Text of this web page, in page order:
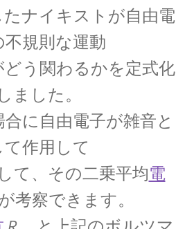
折を説明】
D・ジョゼフソン
果をデバイスで具現化】
・A・ドップラー
を定式化したオーストリア
ナイキストが自由電
不規則な運動
う関わるかを定式化
しました。
に自由電子が雑音と
て作用して
て、その二乗平均電
考察できます。